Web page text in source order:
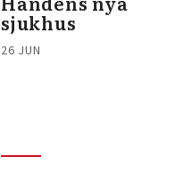
sjukhus
26 JUN